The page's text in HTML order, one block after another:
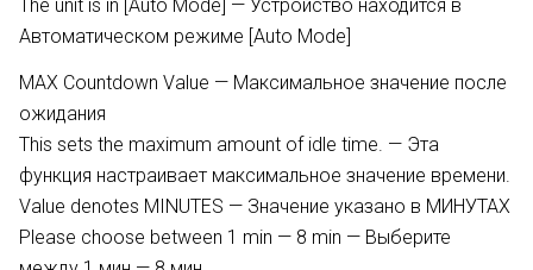
The unit is in [Auto Mode] — Устройство находится в
Автоматическом режиме [Auto Mode]
MAX Countdown Value — Максимальное значение после
ожидания
This sets the maximum amount of idle time. — Эта
функция настраивает максимальное значение времени.
Value denotes MINUTES — Значение указано в МИНУТАХ
Please choose between 1 min — 8 min — Выберите